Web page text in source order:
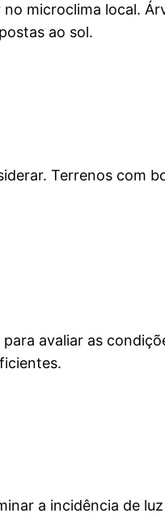
microclima local.
ao sol.
Terrenos com
avaliar as
a incidência de